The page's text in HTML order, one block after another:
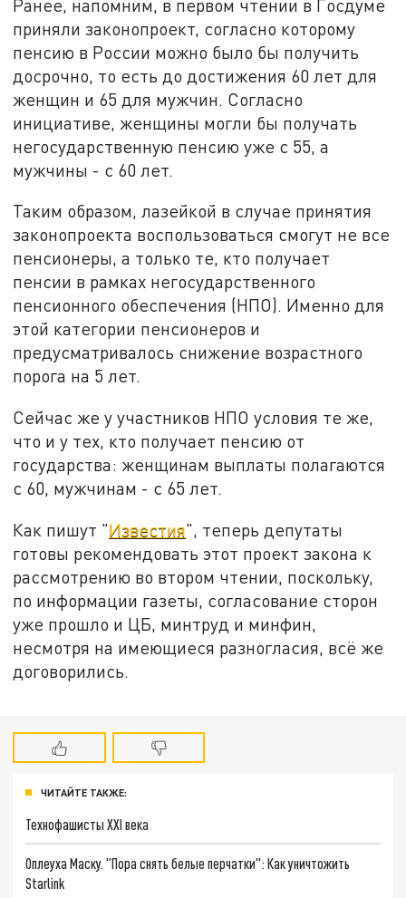
Ранее, напомним, в первом чтении в Госдуме
приняли законопроект, согласно которому
пенсию в России можно было бы получить
досрочно, то есть до достижения 60 лет для
женщин и 65 для мужчин. Согласно
инициативе, женщины могли бы получать
негосударственную пенсию уже с 55, а
мужчины - с 60 лет.
Таким образом, лазейкой в случае принятия
законопроекта воспользоваться смогут не все
пенсионеры, а только те, кто получает
пенсии в рамках негосударственного
пенсионного обеспечения (НПО). Именно для
этой категории пенсионеров и
предусматривалось снижение возрастного
порога на 5 лет.
Сейчас же у участников НПО условия те же,
что и у тех, кто получает пенсию от
государства: женщинам выплаты полагаются
с 60, мужчинам - с 65 лет.
Как пишут "Известия", теперь депутаты
готовы рекомендовать этот проект закона к
рассмотрению во втором чтении, поскольку,
по информации газеты, согласование сторон
уже прошло и ЦБ, минтруд и минфин,
несмотря на имеющиеся разногласия, всё же
договорились.
ЧИТАЙТЕ ТАКЖЕ:
Технофашисты XXI века
Оплеуха Маску. "Пора снять белые перчатки": Как уничтожить
Starlink